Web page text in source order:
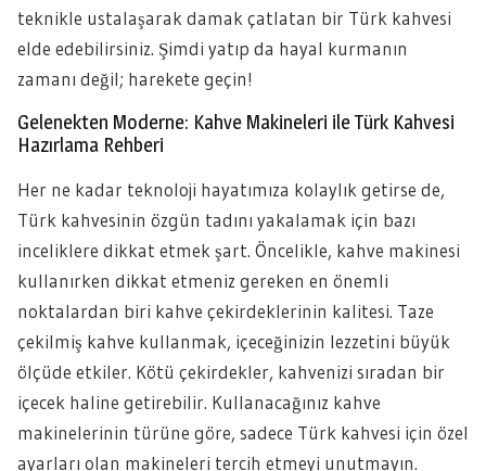
teknikle ustalaşarak damak çatlatan bir Türk kahvesi
elde edebilirsiniz. Şimdi yatıp da hayal kurmanın
zamanı değil; harekete geçin!
Gelenekten Moderne: Kahve Makineleri ile Türk Kahvesi
Hazırlama Rehberi
Her ne kadar teknoloji hayatımıza kolaylık getirse de,
Türk kahvesinin özgün tadını yakalamak için bazı
inceliklere dikkat etmek şart. Öncelikle, kahve makinesi
kullanırken dikkat etmeniz gereken en önemli
noktalardan biri kahve çekirdeklerinin kalitesi. Taze
çekilmiş kahve kullanmak, içeceğinizin lezzetini büyük
ölçüde etkiler. Kötü çekirdekler, kahvenizi sıradan bir
içecek haline getirebilir. Kullanacağınız kahve
makinelerinin türüne göre, sadece Türk kahvesi için özel
ayarları olan makineleri tercih etmeyi unutmayın.